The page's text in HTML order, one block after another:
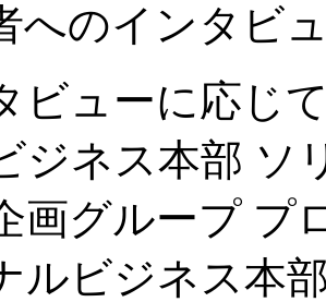
へのインタビ
ューに応じ
ジネス本部 ソ
画グループ プ
ルビジネス本